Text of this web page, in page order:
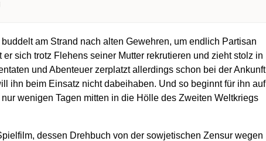
am Strand nach alten Gewehren, um endlich Partisan
sich trotz Flehens seiner Mutter rekrutieren und zieht stolz in
und Abenteuer zerplatzt allerdings schon bei der Ankunft
ihn beim Einsatz nicht dabeihaben. Und so beginnt für ihn auf
wenigen Tagen mitten in die Hölle des Zweiten Weltkriegs
dessen Drehbuch von der sowjetischen Zensur wegen